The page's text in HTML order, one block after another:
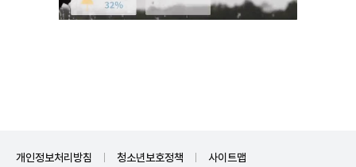
개인정보처리방침 청소년보호정책 사이트맵